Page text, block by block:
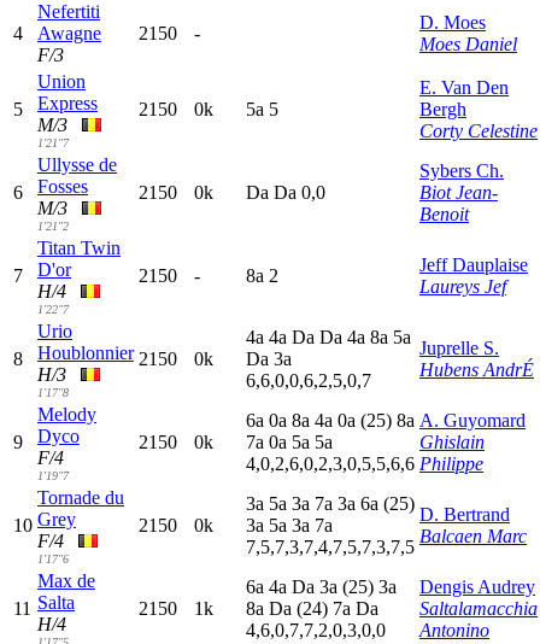
4
Nefertiti
Awagne
F/3
2150 -
D. Moes
Moes Daniel
5
Union
Express
M/3
1'21"7
2150 0k 5a 5
E. Van Den
Bergh
Corty Celestine
6
Ullysse de
Fosses
M/3
1'21"2
2150 0k Da Da 0,0
Sybers Ch.
Biot Jean-
Benoit
7
Titan Twin
D'or
H/4
1'22"7
2150 - 8a 2
Jeff Dauplaise
Laureys Jef
8
Urio
Houblonnier
H/3
1'17"8
2150 0k
4a 4a Da Da 4a 8a 5a
Da 3a
6,6,0,0,6,2,5,0,7
Juprelle S.
Hubens AndrÉ
9
Melody
Dyco
F/4
1'19"7
2150 0k
6a 0a 8a 4a 0a (25) 8a
7a 0a 5a 5a
4,0,2,6,0,2,3,0,5,5,6,6
A. Guyomard
Ghislain
Philippe
10
Tornade du
Grey
F/4
1'17"6
2150 0k
3a 5a 3a 7a 3a 6a (25)
3a 5a 3a 7a
7,5,7,3,7,4,7,5,7,3,7,5
D. Bertrand
Balcaen Marc
11
Max de
Salta
H/4
2150 1k
6a 4a Da 3a (25) 3a
8a Da (24) 7a Da
4,6,0,7,7,2,0,3,0,0
Dengis Audrey
Saltalamacchia
Antonino